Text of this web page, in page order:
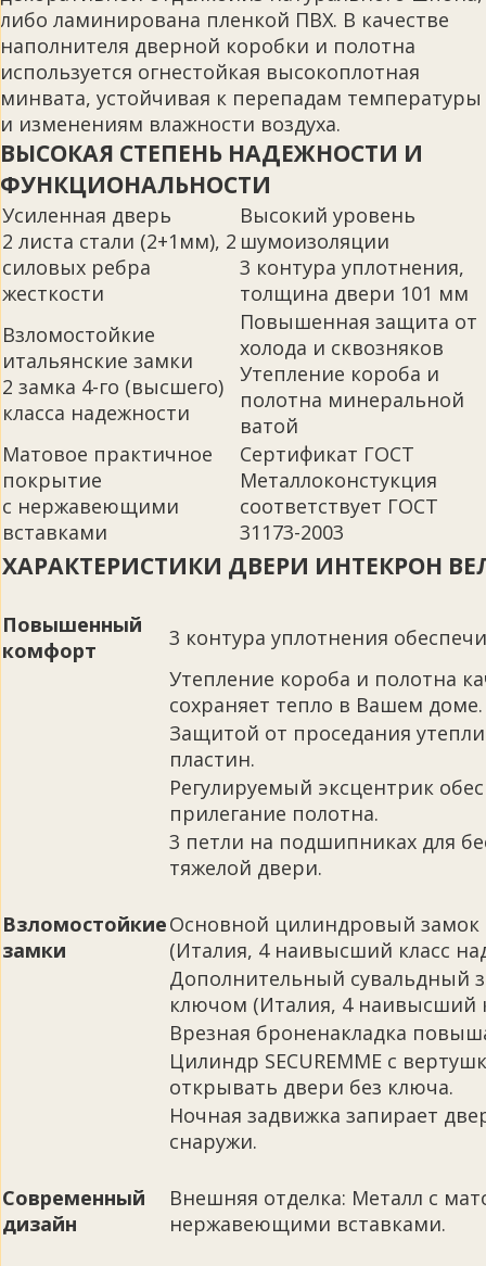
либо ламинирована пленкой ПВХ. В качестве
наполнителя дверной коробки и полотна
используется огнестойкая высокоплотная
минвата, устойчивая к перепадам температуры
и изменениям влажности воздуха.
ВЫСОКАЯ СТЕПЕНЬ НАДЕЖНОСТИ И
ФУНКЦИОНАЛЬНОСТИ
Усиленная дверь
2 листа стали (2+1мм), 2
силовых ребра
жесткости
Высокий уровень
шумоизоляции
3 контура уплотнения,
толщина двери 101 мм
Взломостойкие
итальянские замки
2 замка 4-го (высшего)
класса надежности
Повышенная защита от
холода и сквозняков
Утепление короба и
полотна минеральной
ватой
Матовое практичное
покрытие
с нержавеющими
вставками
Сертификат ГОСТ
Металлоконстукция
соответствует ГОСТ
31173-2003
ХАРАКТЕРИСТИКИ ДВЕРИ ИНТЕКРОН
Повышенный
комфорт
3 контура уплотнения
Утепление короба и полотна
сохраняет тепло в Вашем доме.
Защитой от проседания
пластин.
Регулируемый эксцентрик
прилегание полотна.
3 петли на подшипниках для
тяжелой двери.
Взломостойкие
замки
Основной цилиндровый замок
(Италия, 4 наивысший класс
Дополнительный сувальдный
ключом (Италия, 4 наивысший
Врезная броненакладка
Цилиндр SECUREMME с
открывать двери без ключа.
Ночная задвижка запирает
снаружи.
Современный
дизайн
Внешняя отделка: Металл с
нержавеющими вставками.